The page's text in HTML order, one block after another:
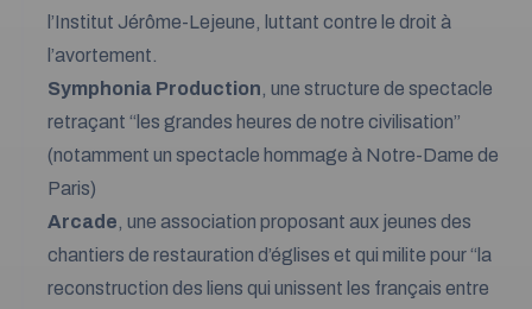
l’Institut Jérôme-Lejeune, luttant contre le droit à
l’avortement.
Symphonia Production , une structure de spectacle
retraçant “les grandes heures de notre civilisation”
(notamment un spectacle hommage à Notre-Dame de
Paris)
Arcade , une association proposant aux jeunes des
chantiers de restauration d’églises et qui milite pour “la
reconstruction des liens qui unissent les français entre